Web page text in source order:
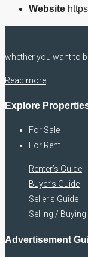
Website
whether you want to
Read more
Explore
For Sale
For Rent
Renter’s Guide
Buyer’s Guide
Seller’s Guide
Selling / Buying
Advertisement